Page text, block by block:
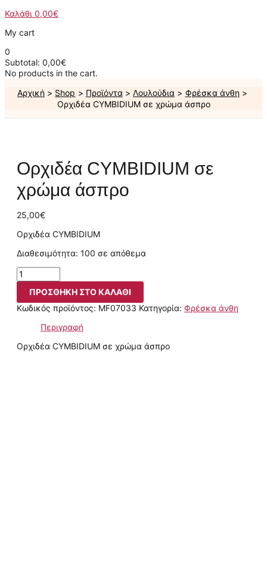
Καλάθι 0,00€
My cart
0
Subtotal: 0,00€
No products in the cart.
Αρχική
Shop Προϊόντα Λουλούδια
Φρέσκα άνθη
Ορχιδέα CYMBIDIUM σε χρώμα άσπρο
Ορχιδέα CYMBIDIUM σε
χρώμα άσπρο
25,00€
Ορχιδέα CYMBIDIUM
Διαθεσιμότητα: 100 σε απόθεμα
ΠΡΟΣΘΉΚΗ ΣΤΟ ΚΑΛΆΘΙ
Κωδικός προϊόντος: MF07033 Κατηγορία: Φρέσκα άνθη
Περιγραφή
Ορχιδέα CYMBIDIUM σε χρώμα άσπρο